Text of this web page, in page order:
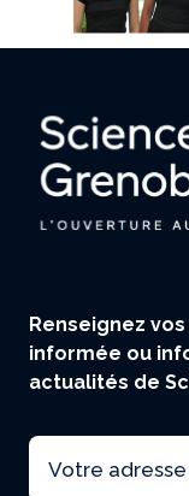
Renseignez
informée ou
actualités de
Email